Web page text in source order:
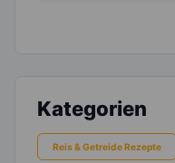
Kategorien
Reis & Getreide Rezepte